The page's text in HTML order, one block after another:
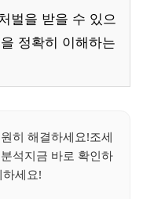
벌을 받을 수 있으
정확히 이해하는
히 해결하세요!조세
석지금 바로 확인하
세요!